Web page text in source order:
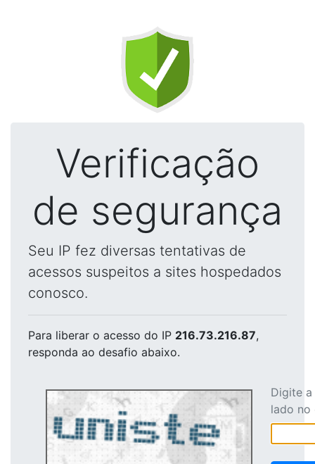
Verificação
de segurança
Seu IP fez diversas tentativas de
acessos suspeitos a sites hospedados
conosco.
Para liberar o acesso do IP 216.73.216.87,
responda ao desafio abaixo.
Digite
lado no